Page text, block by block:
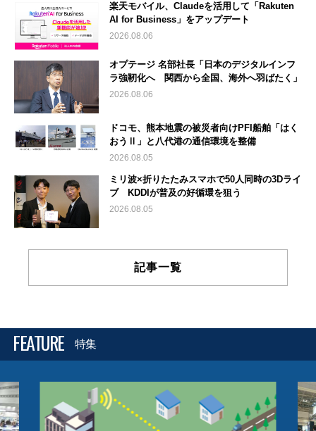
楽天モバイル、Claudeを活用して「Rakuten
AI for Business」をアップデート
2026.08.06
オプテージ 名部社長「日本のデジタルインフ
ラ強靭化へ 関西から全国、海外へ羽ばたく」
2026.08.06
ドコモ、熊本地震の被災者向けPFI船舶「はく
おうⅡ」と八代港の通信環境を整備
2026.08.05
ミリ波×折りたたみスマホで50人同時の3Dライ
ブ KDDIが普及の好循環を狙う
2026.08.05
記事一覧
FEATURE 特集